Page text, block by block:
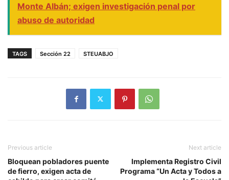
Monte Albán; exigen investigación penal por
abuso de autoridad
TAGS Sección 22 STEUABJO
Previous article
Bloquean pobladores puente
de fierro, exigen acta de
Next article
Implementa Registro Civil
Programa “Un Acta y Todos a